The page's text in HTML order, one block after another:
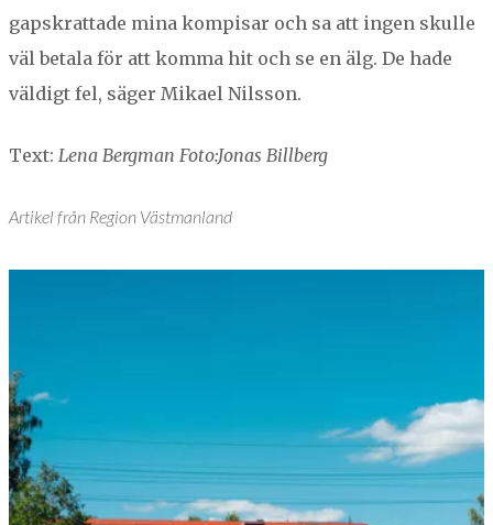
gap­skrat­tade mina kom­p­is­ar och sa att ingen skulle
väl beta­la för att kom­ma hit och se en älg. De hade
väldigt fel, säger Mikael Nilsson.
Text: Lena Bergman Foto:Jonas Billberg
Artikel från Region Västmanland